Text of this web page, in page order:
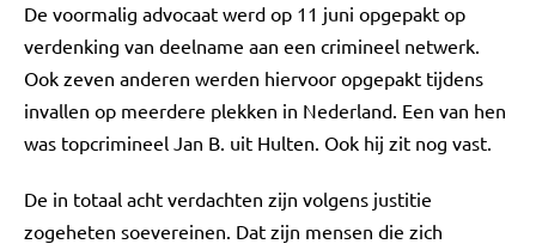
De voormalig advocaat werd op 11 juni opgepakt op
verdenking van deelname aan een crimineel netwerk.
Ook zeven anderen werden hiervoor opgepakt tijdens
invallen op meerdere plekken in Nederland. Een van hen
was topcrimineel Jan B. uit Hulten. Ook hij zit nog vast.
De in totaal acht verdachten zijn volgens justitie
zogeheten soevereinen. Dat zijn mensen die zich